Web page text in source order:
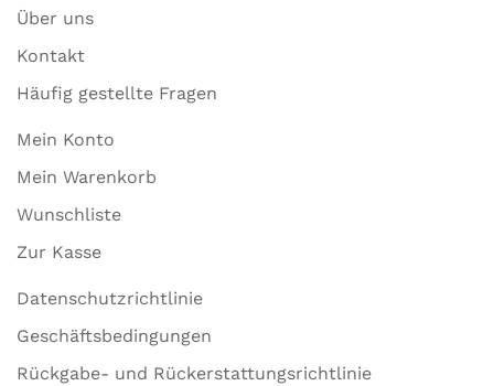
Über uns
Kontakt
Häufig gestellte Fragen
Mein Konto
Mein Warenkorb
Wunschliste
Zur Kasse
Datenschutzrichtlinie
Geschäftsbedingungen
Rückgabe- und Rückerstattungsrichtlinie